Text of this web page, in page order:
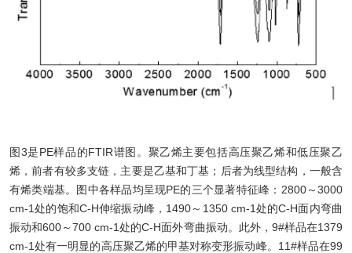
图3是PE样品的FTIR谱图。聚乙烯主要包括高压聚乙烯和低压聚乙
烯，前者有较多支链，主要是乙基和丁基；后者为线型结构，一般含
有烯类端基。图中各样品均呈现PE的三个显著特征峰：2800～3000
cm-1处的饱和C-H伸缩振动峰，1490～1350 cm-1处的C-H面内弯曲
振动和600～700 cm-1处的C-H面外弯曲振动。此外，9#样品在1379
cm-1处有一明显的高压聚乙烯的甲基对称变形振动峰。11#样品在99